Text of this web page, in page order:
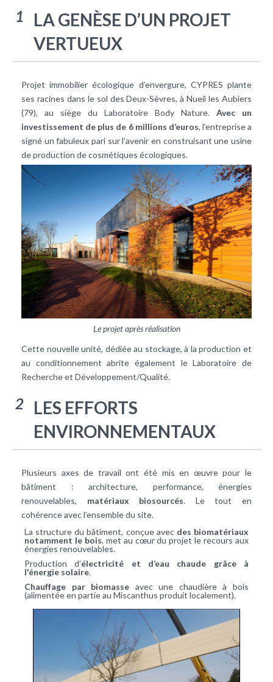
1
LA GENÈSE D’UN PROJET
VERTUEUX
Projet immobilier écologique d’envergure, CYPRES plante
ses racines dans le sol des Deux-Sèvres, à Nueil les Aubiers
(79), au siège du Laboratoire Body Nature. Avec un
investissement de plus de 6 millions d’euros, l’entreprise a
signé un fabuleux pari sur l’avenir en construisant une usine
de production de cosmétiques écologiques.
Le projet après réalisation
Cette nouvelle unité, dédiée au stockage, à la production et
au conditionnement abrite également le Laboratoire de
Recherche et Développement/Qualité.
2
LES EFFORTS
ENVIRONNEMENTAUX
Plusieurs axes de travail ont été mis en œuvre pour le
bâtiment : architecture, performance, énergies
renouvelables, matériaux biosourcés. Le tout en
cohérence avec l’ensemble du site.
La structure du bâtiment, conçue avec des biomatériaux
notamment le bois, met au cœur du projet le recours aux
énergies renouvelables.
Production d’électricité et d’eau chaude grâce à
l'énergie solaire.
Chauffage par biomasse avec une chaudière à bois
(alimentée en partie au Miscanthus produit localement).